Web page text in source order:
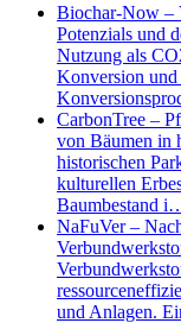
Biochar-Now –
Potenzials und
Nutzung als
Konversion und
CarbonTree –
von Bäumen in
historischen
kulturellen
Baumbestand
NaFuVer –
und Anlagen.